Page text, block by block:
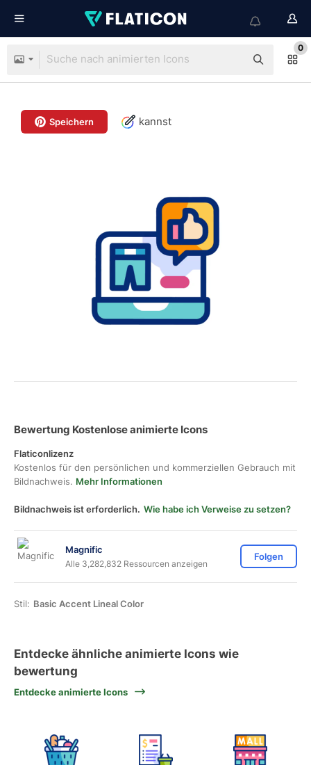
0
Speichern kannst
Bewertung Kostenlose animierte Icons
Flaticonlizenz
Kostenlos für den persönlichen und kommerziellen Gebrauch mit
Bildnachweis. Mehr Informationen
Bildnachweis ist erforderlich. Wie habe ich Verweise zu setzen?
Magnific
Alle 3,282,832 Ressourcen anzeigen
Folgen
Stil: Basic Accent Lineal Color
Entdecke ähnliche animierte Icons wie
bewertung
Entdecke animierte Icons